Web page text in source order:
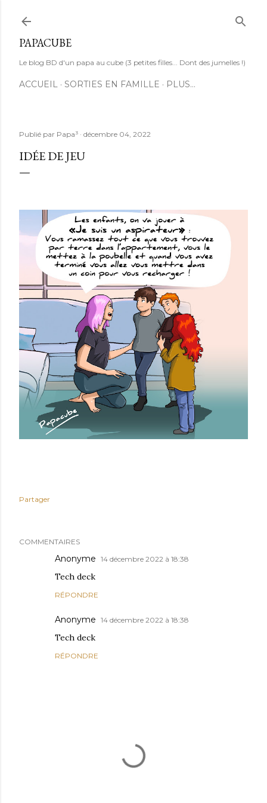
PAPACUBE
Le blog BD d'un papa au cube (3 petites filles... Dont des jumelles !)
ACCUEIL SORTIES EN FAMILLE PLUS…
Publié par Papa³ décembre 04, 2022
IDÉE DE JEU
Partager
COMMENTAIRES
Anonyme 14 décembre 2022 à 18:38
Tech deck
RÉPONDRE
Anonyme 14 décembre 2022 à 18:38
Tech deck
RÉPONDRE